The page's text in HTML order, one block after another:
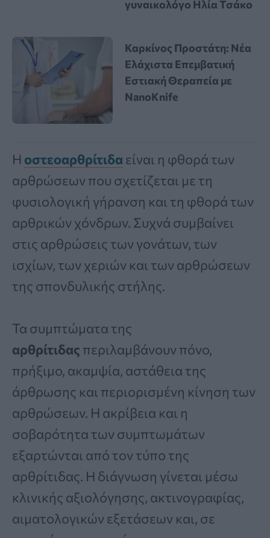
γυναικολόγο Ηλία Τσάκο
Καρκίνος Προστάτη: Νέα
Ελάχιστα Επεμβατική
Εστιακή Θεραπεία με
NanoKnife
Η οστεοαρθρίτιδα είναι η φθορά των
αρθρώσεων που σχετίζεται με τη
φυσιολογική γήρανση και τη φθορά των
αρθρικών χόνδρων. Συχνά συμβαίνει
στις αρθρώσεις των γονάτων, των
ισχίων, των χεριών και των αρθρώσεων
της σπονδυλικής στήλης.
Τα συμπτώματα της
αρθρίτιδας περιλαμβάνουν πόνο,
πρήξιμο, ακαμψία, αστάθεια της
άρθρωσης και περιορισμένη κίνηση των
αρθρώσεων. Η ακρίβεια και η
σοβαρότητα των συμπτωμάτων
εξαρτώνται από τον τύπο της
αρθρίτιδας. Η διάγνωση γίνεται μέσω
κλινικής αξιολόγησης, ακτινογραφίας,
αιματολογικών εξετάσεων και, σε